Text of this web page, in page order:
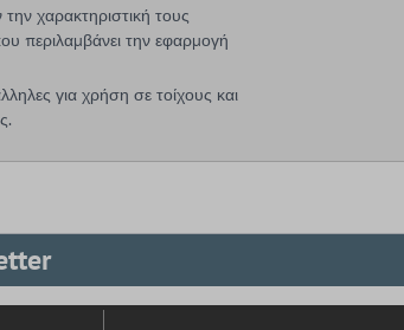
χαρακτηριστική τους
περιλαμβάνει την εφαρμογή
για χρήση σε τοίχους και